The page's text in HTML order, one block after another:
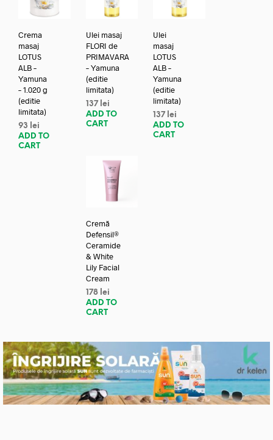
Crema
masaj
LOTUS
ALB –
Yamuna
– 1.020 g
(editie
limitata)
93
lei
ADD TO
CART
Ulei masaj
FLORI de
PRIMAVARA
– Yamuna
(editie
limitata)
137 lei
ADD TO
CART
Ulei
masaj
LOTUS
ALB –
Yamuna
(editie
limitata)
137 lei
ADD TO
CART
Cremă
Defensil®
Ceramide
& White
Lily Facial
Cream
178 lei
ADD TO
CART